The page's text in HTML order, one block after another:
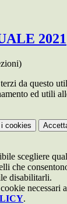
2021
da questo
ed utili
i cookies
scegliere
che
disabilitarli.
necessari
.